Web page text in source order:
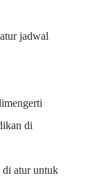
jadwal
di
di atur untuk